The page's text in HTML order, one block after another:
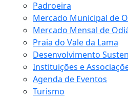
Padroeira
Mercado Municipal de
Mercado Mensal de
Praia do Vale da Lama
Desenvolvimento
Instituições e
Agenda de Eventos
Turismo